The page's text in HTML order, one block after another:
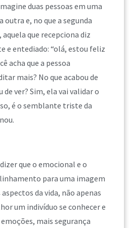
duas pessoas em uma
outra e, no que a segunda
que recepciona diz
e entediado: “olá, estou feliz
acha que a pessoa
mais? No que acabou de
de ver? Sim, ela vai validar o
é o semblante triste da
que o emocional e o
para uma imagem
da vida, não apenas
um indivíduo se conhecer e
mais segurança